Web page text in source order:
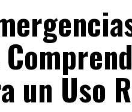
un Uso